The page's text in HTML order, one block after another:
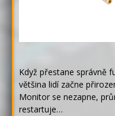
Když přestane správně
většina lidí začne
Monitor se nezapne,
restartuje…